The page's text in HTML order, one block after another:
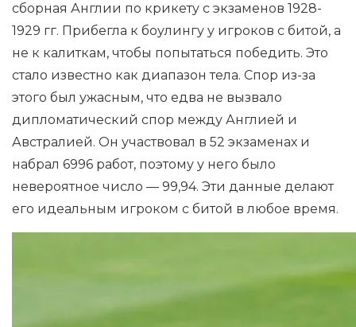
сборная Англии по крикету с экзаменов 1928-
1929 гг. Прибегла к боулингу у игроков с битой, а
не к калиткам, чтобы попытаться победить. Это
стало известно как диапазон тела. Спор из-за
этого был ужасным, что едва не вызвало
дипломатический спор между Англией и
Австралией. Он участвовал в 52 экзаменах и
набрал 6996 работ, поэтому у него было
невероятное число — 99,94. Эти данные делают
его идеальным игроком с битой в любое время.